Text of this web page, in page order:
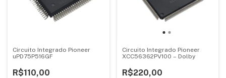
Circuito Integrado Pioneer
uPD75P516GF
R$110,00
Circuito Integrado Pioneer
XCC56362PV100 – Dolby
R$220,00